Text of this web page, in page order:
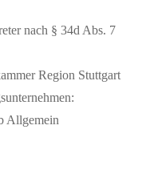
nach § 34d Abs. 7
Region Stuttgart
Allgemein